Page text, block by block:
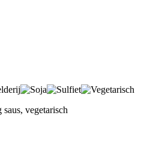
vegetarisch